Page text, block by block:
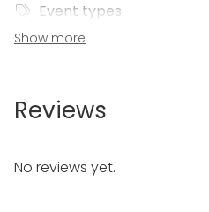
Event types
Party
Dinner / Lunch
Meeting
Performance / Show
Show more
Reviews
No reviews yet.